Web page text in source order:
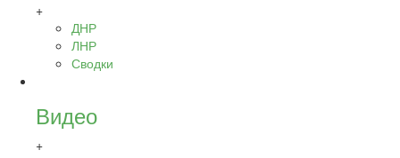
+
ДНР
ЛНР
Сводки
Видео
+